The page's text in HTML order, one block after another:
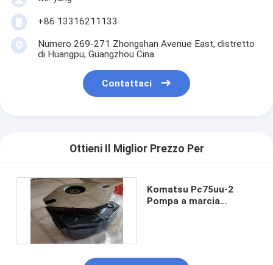
+86 13316211133
Numero 269-271 Zhongshan Avenue East, distretto
di Huangpu, Guangzhou Cina.
Contattaci
Ottieni Il Miglior Prezzo Per
Komatsu Pc75uu-2
Pompa a marcia